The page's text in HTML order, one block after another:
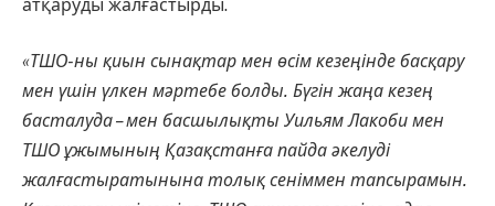
атқаруды жалғастырды.
«ТШО-ны қиын сынақтар мен өсім кезеңінде басқару
мен үшін үлкен мәртебе болды. Бүгін жаңа кезең
басталуда – мен басшылықты Уильям Лакоби мен
ТШО ұжымының Қазақстанға пайда әкелуді
жалғастыратынына толық сеніммен тапсырамын.